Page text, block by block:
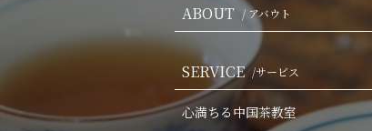
ABOUT / アバウト
SERVICE /サービス
心満ちる中国茶教室